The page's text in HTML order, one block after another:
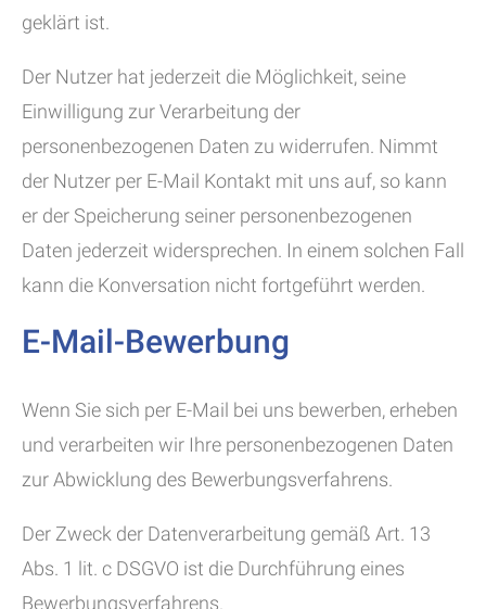
geklärt ist.
Der Nutzer hat jederzeit die Möglichkeit, seine
Einwilligung zur Verarbeitung der
personenbezogenen Daten zu widerrufen. Nimmt
der Nutzer per E-Mail Kontakt mit uns auf, so kann
er der Speicherung seiner personenbezogenen
Daten jederzeit widersprechen. In einem solchen Fall
kann die Konversation nicht fortgeführt werden.
E-Mail-Bewerbung
Wenn Sie sich per E-Mail bei uns bewerben, erheben
und verarbeiten wir Ihre personenbezogenen Daten
zur Abwicklung des Bewerbungsverfahrens.
Der Zweck der Datenverarbeitung gemäß Art. 13
Abs. 1 lit. c DSGVO ist die Durchführung eines
Bewerbungsverfahrens.